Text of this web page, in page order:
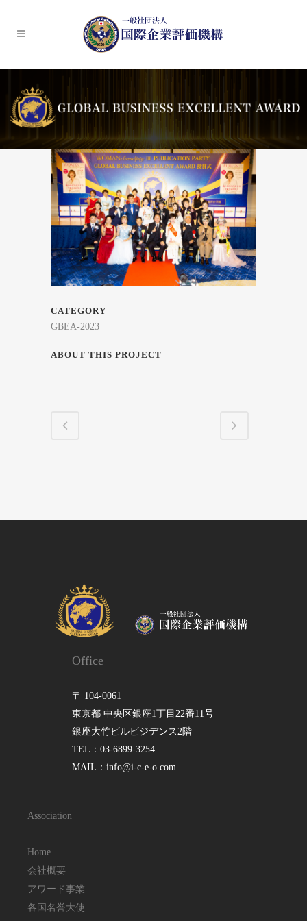
CATEGORY
GBEA-2023
ABOUT THIS PROJECT
Office
〒 104-0061
東京都 中央区銀座1丁目22番11号
銀座大竹ビルビジデンス2階
TEL：03-6899-3254
MAIL：info@i-c-e-o.com
Association
Home
会社概要
アワード事業
各国名誉大使